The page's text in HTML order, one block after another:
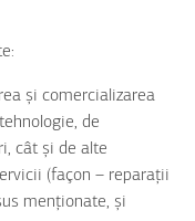
și comercializarea
de
cât și de alte
(façon – reparații
menționate, și